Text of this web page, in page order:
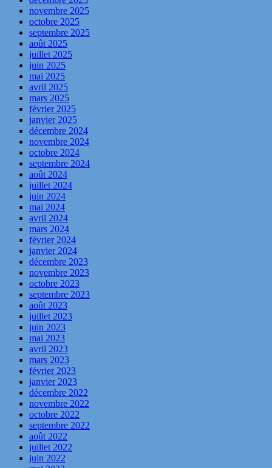
novembre 2025
octobre 2025
septembre 2025
août 2025
juillet 2025
juin 2025
mai 2025
avril 2025
mars 2025
février 2025
janvier 2025
décembre 2024
novembre 2024
octobre 2024
septembre 2024
août 2024
juillet 2024
juin 2024
mai 2024
avril 2024
mars 2024
février 2024
janvier 2024
décembre 2023
novembre 2023
octobre 2023
septembre 2023
août 2023
juillet 2023
juin 2023
mai 2023
avril 2023
mars 2023
février 2023
janvier 2023
décembre 2022
novembre 2022
octobre 2022
septembre 2022
août 2022
juillet 2022
juin 2022